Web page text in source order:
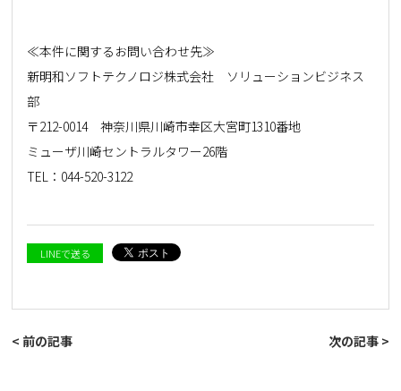
≪本件に関するお問い合わせ先≫
新明和ソフトテクノロジ株式会社 ソリューションビジネス
部
〒212-0014 神奈川県川崎市幸区大宮町1310番地
ミューザ川崎セントラルタワー26階
TEL： 044-520-3122
LINEで送る
< 前の記事 次の記事 >